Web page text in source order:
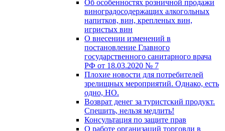
Об особенностях розничной продажи
виноградосодержащих алкогольных
напитков, вин, крепленых вин,
игристых вин
О внесении изменений в
постановление Главного
государственного санитарного врача
РФ от 18.03.2020 № 7
Плохие новости для потребителей
зрелищных мероприятий. Однако, есть
одно, НО.
Возврат денег за туристский продукт.
Спешить, нельзя медлить!
Консультация по защите прав
О работе организаций торговли в